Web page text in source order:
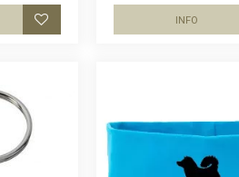
Lägg till i favoriter
INFO